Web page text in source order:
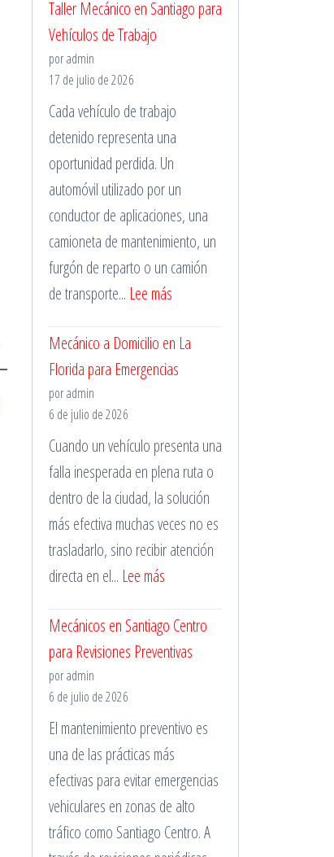
de
Taller Mecánico en Santiago para
Vehículos de Trabajo
por admin
17 de julio de 2026
Cada vehículo de trabajo
detenido representa una
oportunidad perdida. Un
automóvil utilizado por un
conductor de aplicaciones, una
camioneta de mantenimiento, un
furgón de reparto o un camión
de transporte... Lee más
Mecánico
en
Vehículos
de
Trabajo
Mecánico a Domicilio en La
Florida para Emergencias
por admin
6 de julio de 2026
Cuando un vehículo presenta una
falla inesperada en plena ruta o
dentro de la ciudad, la solución
más efectiva muchas veces no es
trasladarlo, sino recibir atención
directa en el... Lee más
a
Domicilio
Florida
para
Emergencias
Mecánicos en Santiago Centro
para Revisiones Preventivas
por admin
6 de julio de 2026
El mantenimiento preventivo es
una de las prácticas más
efectivas para evitar emergencias
vehiculares en zonas de alto
tráfico como Santiago Centro. A